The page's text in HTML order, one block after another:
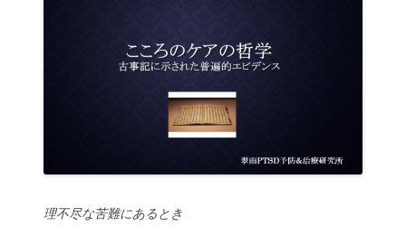
理不尽な苦難にあるとき